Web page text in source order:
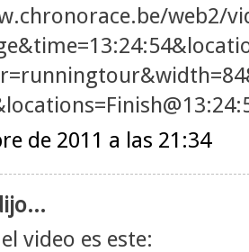
web2/
de 2011 a las 21:34
video es este: